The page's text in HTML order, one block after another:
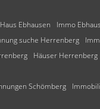
Haus Ebhausen Immo
suche Herrenberg
Häuser Herrenberg
Schömberg